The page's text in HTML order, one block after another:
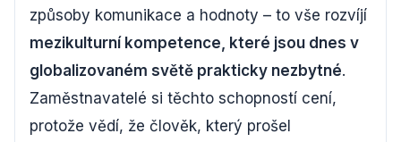
způsoby komunikace a hodnoty – to vše rozvíjí
mezikulturní kompetence, které jsou dnes v
globalizovaném světě prakticky nezbytné.
Zaměstnavatelé si těchto schopností cení,
protože vědí, že člověk, který prošel